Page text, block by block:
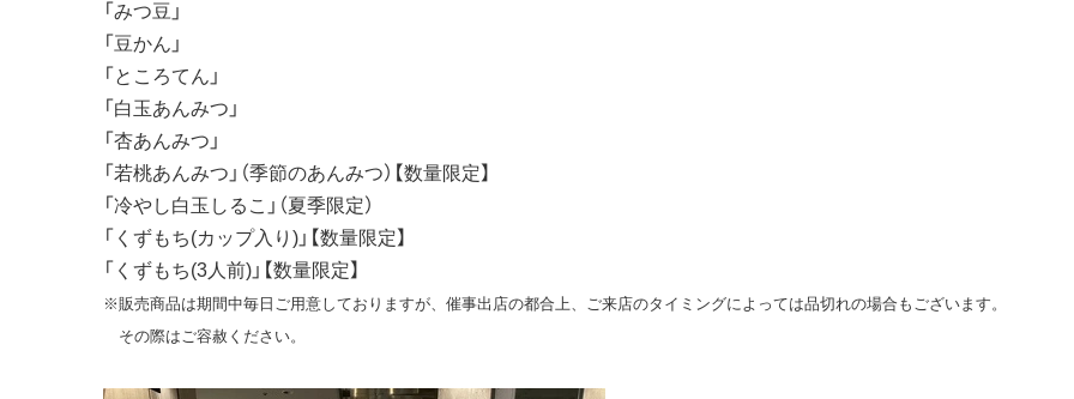
「みつ豆」
「豆かん」
「ところてん」
「白玉あんみつ」
「杏あんみつ」
「若桃あんみつ」（季節のあんみつ）【数量限定】
「冷やし白玉しるこ」（夏季限定）
「くずもち(カップ入り)」【数量限定】
「くずもち(3人前)」【数量限定】
※販売商品は期間中毎日ご用意しておりますが、催事出店の都合上、ご来店のタイミングによっては品切れの場合もございます。
その際はご容赦ください。